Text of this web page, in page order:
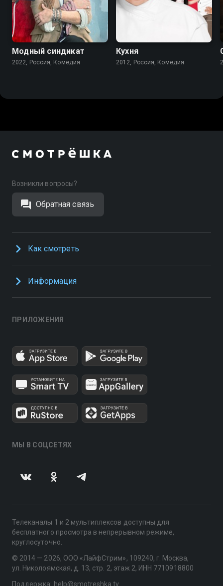
7.6
Модный синдикат
2022, Россия, Комедия
Кухня
2012, Россия, Комедия
Возникли вопросы?
Обратная связь
Как смотреть
Информация
ПРИЛОЖЕНИЯ
МЫ В СОЦСЕТЯХ
Телеканалы 1 и 2 мультиплексов доступны для
бесплатного просмотра в непрерывном режиме,
круглосуточно.
© 2014 — 2026, ООО «ЛайфСтрим», 109240, г. Москва,
ул. Николоямская, д. 13, стр. 2, этаж 2, ИНН 7710918800
Поддержка: help@smotreshka.tv